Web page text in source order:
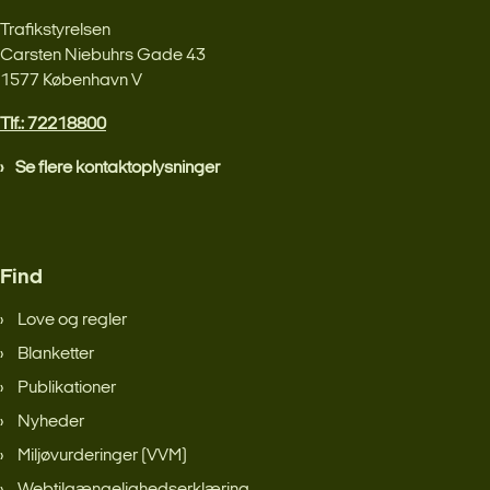
Trafikstyrelsen
Carsten Niebuhrs Gade 43
1577 København V
Tlf.: 72218800
Se flere kontaktoplysninger
Find
Love og regler
Blanketter
Publikationer
Nyheder
Miljøvurderinger (VVM)